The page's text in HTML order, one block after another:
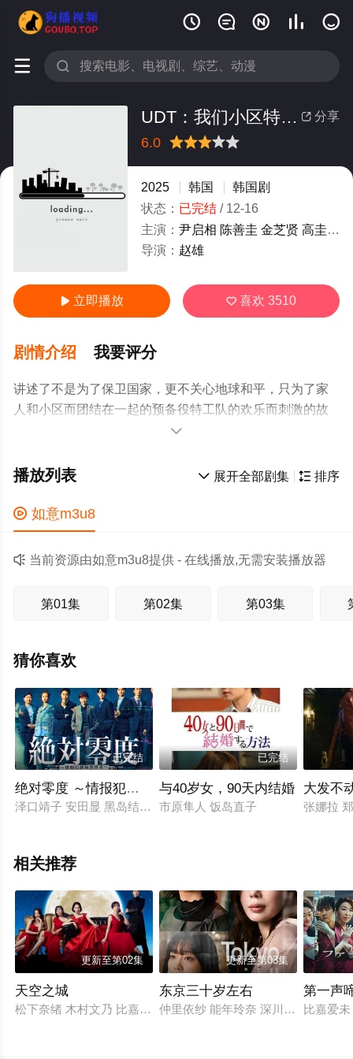
    
 
 分享
UDT：我们小区特工队
6.0
推荐力荐
2025 韩国
韩国剧
状态： 已完结/ 12-16
主演： 尹启相 陈善圭 金芝贤 高圭弼
导演： 赵雄
 立即播放  喜欢3510
剧情介绍 我要评分
讲述了不是为了保卫国家，更不关心地球和平，只为了家
人和小区而团结在一起的预备役特工队的欢乐而刺激的故

 排序
 展开全部剧集
播放列表
 如意m3u8
 当前资源由如意m3u8提供 - 在线播放,无需安装播放器
第01集 第02集 第03集
猜你喜欢
已完结
绝对零度 ～情报犯罪紧急搜查～
泽口靖子 安田显 黑岛结菜 一之濑飒 马场园梓 金田哲 松角洋平
已完结
与40岁女，90天内结婚
市原隼人 饭岛直子
大发不
张娜拉
相关推荐
更新至第02集
天空之城
松下奈绪 木村文乃 比嘉爱未 高桥玛莉润 小雪 田边诚一 大谷亮
更新至第03集
东京三十岁左右
仲里依纱 能年玲奈 深川麻衣 渡边大
第一声
比嘉爱